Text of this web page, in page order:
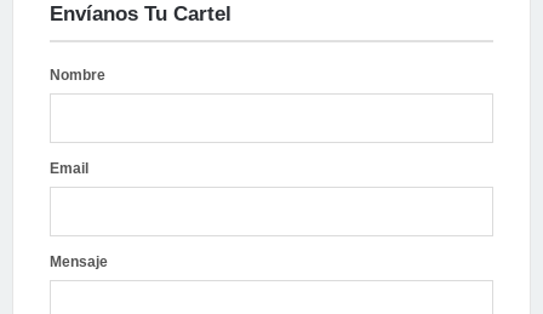
Envíanos Tu Cartel
Nombre
Email
Mensaje